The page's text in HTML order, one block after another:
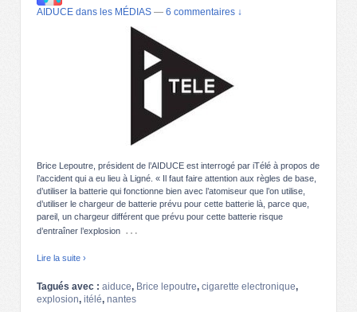
AIDUCE dans les MÉDIAS — 6 commentaires ↓
Brice Lepoutre, président de l’AIDUCE est interrogé par iTélé à propos de
l’accident qui a eu lieu à Ligné. « Il faut faire attention aux règles de base,
d’utiliser la batterie qui fonctionne bien avec l’atomiseur que l’on utilise,
d’utiliser le chargeur de batterie prévu pour cette batterie là, parce que,
pareil, un chargeur différent que prévu pour cette batterie risque
d’entraîner l’explosion …
Lire la suite ›
Tagués avec : aiduce, Brice lepoutre, cigarette electronique,
explosion, itélé, nantes